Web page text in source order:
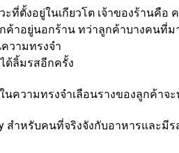
ที่ตั้งอยู่ในเกียวโต เจ้าของร้านคือ
ค้าอยู่นอกร้าน ทว่าลูกค้าบางคนที่
วามทรงจำ
ด้ลิ้มรสอีกครั้ง
นความทรงจำเลือนรางของลูกค้า
สำหรับคนที่จริงจังกับอาหารและ